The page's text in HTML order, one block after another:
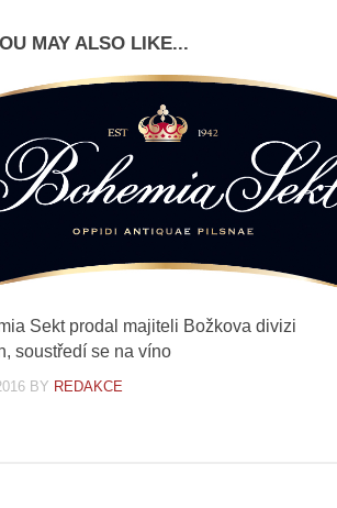
MAY ALSO LIKE...
Sekt prodal majiteli Božkova divizi
soustředí se na víno
BY REDAKCE